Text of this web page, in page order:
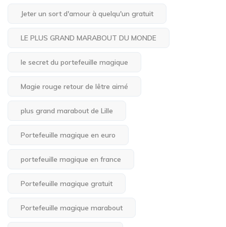
Jeter un sort d'amour à quelqu'un gratuit
LE PLUS GRAND MARABOUT DU MONDE
le secret du portefeuille magique
Magie rouge retour de lêtre aimé
plus grand marabout de Lille
Portefeuille magique en euro
portefeuille magique en france
Portefeuille magique gratuit
Portefeuille magique marabout